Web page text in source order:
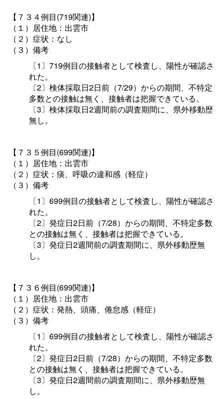
【７３４例目(719関連)】
（１）居住地：出雲市
（２）症状：なし
（３）備考
〔1〕719例目の接触者として検査し、陽性が確認さ
れた。
〔2〕検体採取日2日前（7/29）からの期間、不特定
多数との接触は無く、接触者は把握できている。
〔3〕検体採取日2週間前の調査期間に、県外移動歴
無し。
【７３５例目(699関連)】
（１）居住地：出雲市
（２）症状：痰、呼吸の違和感（軽症）
（３）備考
〔1〕699例目の接触者として検査し、陽性が確認さ
れた。
〔2〕発症日2日前（7/28）からの期間、不特定多数
との接触は無く、接触者は把握できている。
〔3〕発症日2週間前の調査期間に、県外移動歴無
し。
【７３６例目(699関連)】
（１）居住地：出雲市
（２）症状：発熱、頭痛、倦怠感（軽症）
（３）備考
〔1〕699例目の接触者として検査し、陽性が確認さ
れた。
〔2〕発症日2日前（7/28）からの期間、不特定多数
との接触は無く、接触者は把握できている。
〔3〕発症日2週間前の調査期間に、県外移動歴無
し。